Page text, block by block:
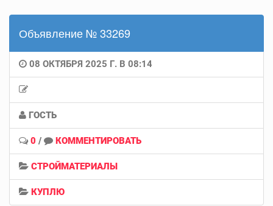
Объявление № 33269
08 ОКТЯБРЯ 2025 Г. В 08:14
ГОСТЬ
0 / КОММЕНТИРОВАТЬ
СТРОЙМАТЕРИАЛЫ
КУПЛЮ